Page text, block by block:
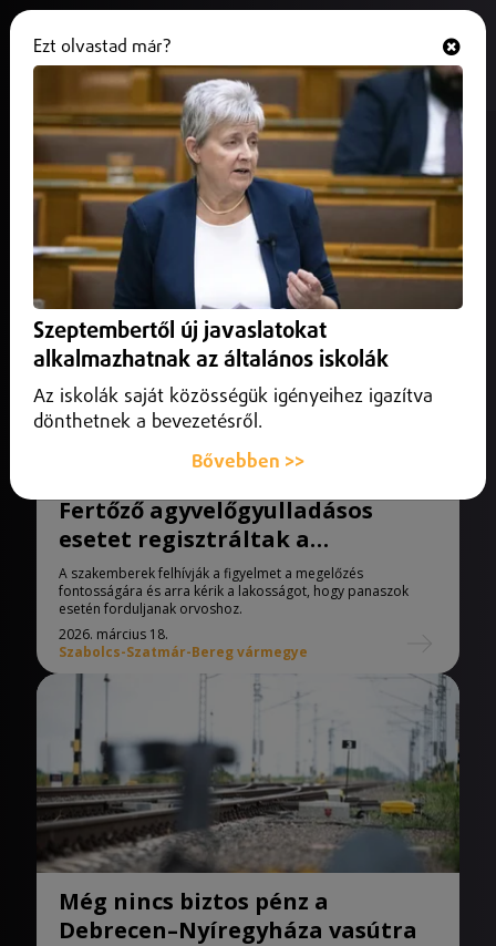
Szabolcs-Szatmár-Bereg vármegye
Fertőző agyvelőgyulladásos
esetet regisztráltak a
vármegyében
A szakemberek felhívják a figyelmet a megelőzés
fontosságára és arra kérik a lakosságot, hogy panaszok
esetén forduljanak orvoshoz.
2026. március 18.
Szabolcs-Szatmár-Bereg vármegye
Még nincs biztos pénz a
Debrecen–Nyíregyháza vasútra
Ezt olvastad már?
Szeptembertől új javaslatokat
alkalmazhatnak az általános iskolák
Az iskolák saját közösségük igényeihez igazítva
dönthetnek a bevezetésről.
Bővebben >>